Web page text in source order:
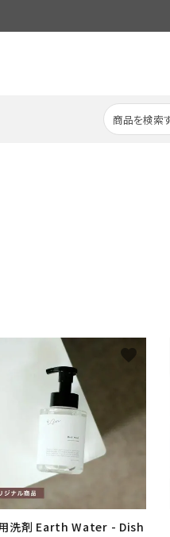
洗剤 Earth Water - Dish
favorite